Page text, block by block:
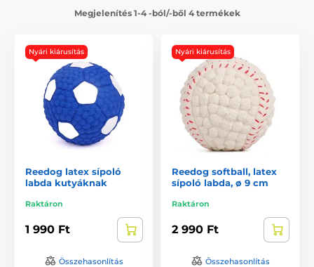
Megjelenítés 1-4 -ból/-ből 4 termékek
Nyári kiárusítás
Reedog latex sípoló
labda kutyáknak
Raktáron
1 990 Ft
Összehasonlítás
Nyári kiárusítás
Reedog softball, latex
sípoló labda, ø 9 cm
Raktáron
2 990 Ft
Összehasonlítás